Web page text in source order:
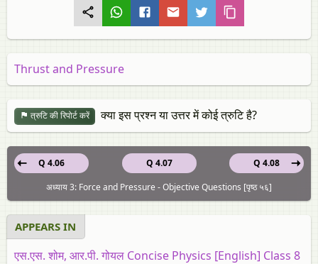
Thrust and Pressure
त्रुटि की रिपोर्ट करें क्या इस प्रश्न या उत्तर में कोई त्रुटि है?
Q 4.07
Q 4.06
Q 4.08
अध्याय 3: Force and Pressure - Objective Questions [पृष्ठ ५६]
APPEARS IN
एस.एस. शोम, आर.पी. गोयल Concise Physics [English] Class 8